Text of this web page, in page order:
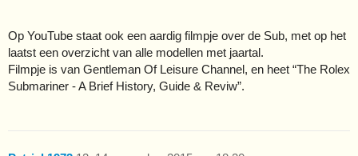
Op YouTube staat ook een aardig filmpje over de Sub, met op het
laatst een overzicht van alle modellen met jaartal.
Filmpje is van Gentleman Of Leisure Channel, en heet “The Rolex
Submariner - A Brief History, Guide & Reviw”.